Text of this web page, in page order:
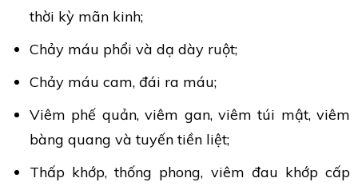
thời kỳ mãn kinh;
Chảy máu phổi và dạ dày ruột;
Chảy máu cam, đái ra máu;
Viêm phế quản, viêm gan, viêm túi mật, viêm
bàng quang và tuyến tiền liệt;
Thấp khớp, thống phong, viêm đau khớp cấp